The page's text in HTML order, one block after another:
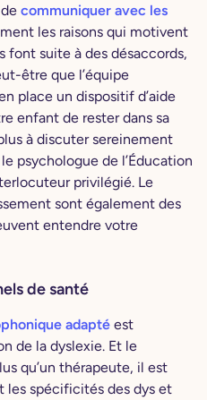
communiquer avec les
les raisons qui motivent
font suite à des désaccords,
être que l’équipe
place un dispositif d’aide
enfant de rester dans sa
à discuter sereinement
psychologue de l’Éducation
privilégié. Le
sont également des
entendre votre
de santé
adapté est
de la dyslexie. Et le
qu’un thérapeute, il est
les spécificités des dys et